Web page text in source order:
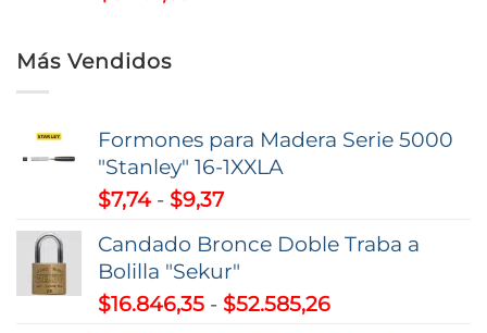
Más Vendidos
Formones para Madera Serie 5000
"Stanley" 16-1XXLA
$7,74 - $9,37Rango
precios:
desde
$7,74
Candado Bronce Doble Traba a
Bolilla "Sekur"
$16.846,35 - $52.585,26Rango